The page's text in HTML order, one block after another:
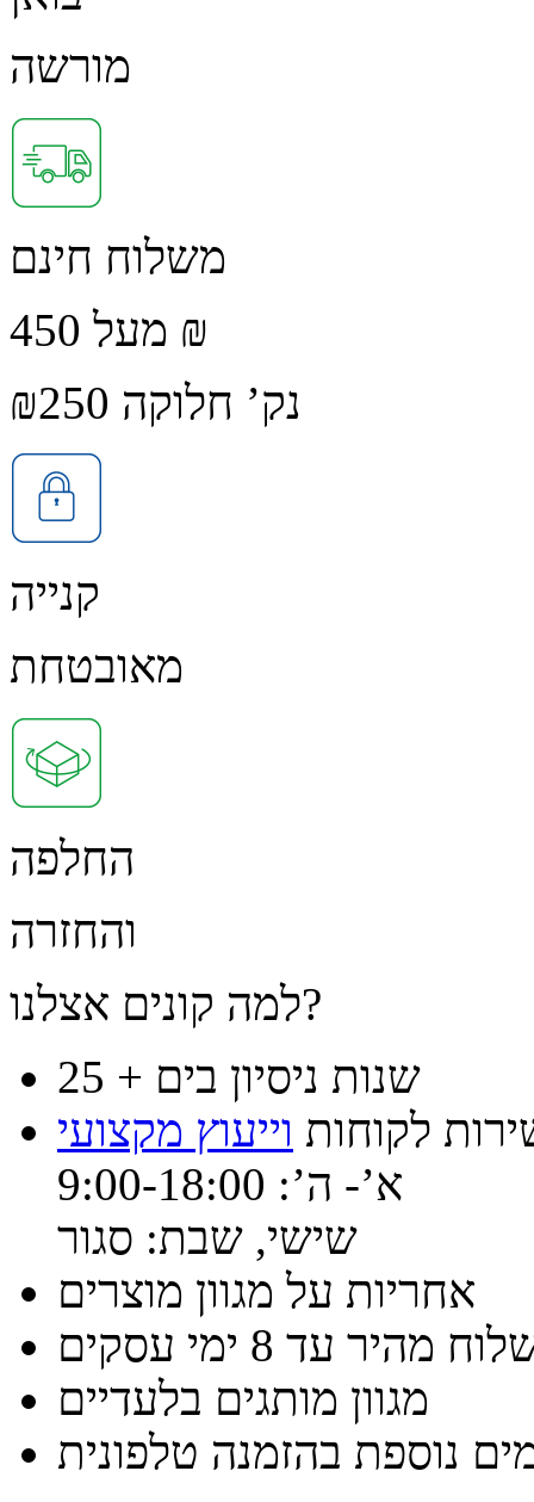
מורשה
משלוח חינם
מעל 450 ₪
נק’ חלוקה ₪250
קנייה
מאובטחת
החלפה
והחזרה
למה קונים אצלנו?
25 + שנות ניסיון בים
לקוחות וייעוץ מקצועי
א’- ה’: 9:00-18:00
שישי, שבת: סגור
אחריות על מגוון מוצרים
מהיר עד 8 ימי עסקים
מגוון מותגים בלעדיים
נוספת בהזמנה טלפונית